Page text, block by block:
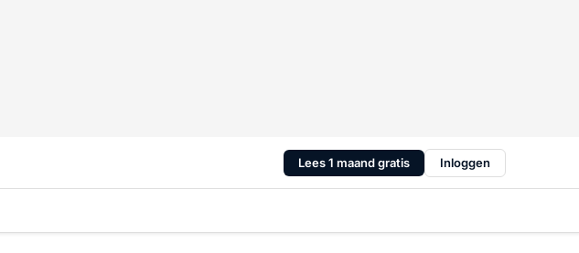
Lees 1 maand gratis Inloggen